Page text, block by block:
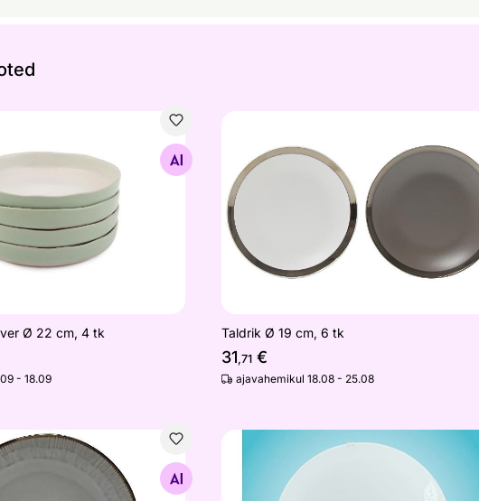
Otsi sarnaseid
Ø 22 cm, 4 tk
- 18.09
Otsi sarnaseid
Taldrik Ø 19 cm, 6 tk
31,71 €
ajavahemikul 18.08 - 25.08
6 tk
Otsi sarnaseid
Eglo plafoonvalgusti Mars
Otsi sarnaseid